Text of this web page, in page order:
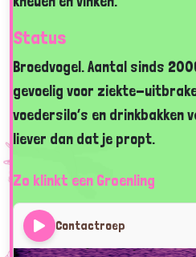
Status
Broedvogel. Aantal sinds
gevoelig voor ziekte-
voedersilo’s en drinkbakken
liever dan dat je propt.
Zo klinkt een Groenling
Contactroep